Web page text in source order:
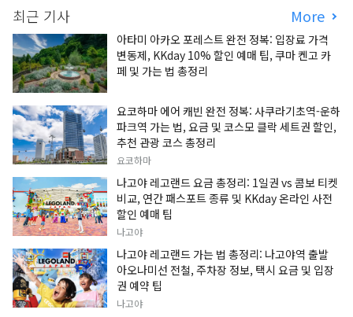
최근 기사 More
아타미 아카오 포레스트 완전 정복: 입장료 가격
변동제, KKday 10% 할인 예매 팁, 쿠마 켄고 카
페 및 가는 법 총정리
요코하마 에어 캐빈 완전 정복: 사쿠라기초역-운하
파크역 가는 법, 요금 및 코스모 클락 세트권 할인,
추천 관광 코스 총정리
요코하마
나고야 레고랜드 요금 총정리: 1일권 vs 콤보 티켓
비교, 연간 패스포트 종류 및 KKday 온라인 사전
할인 예매 팁
나고야
나고야 레고랜드 가는 법 총정리: 나고야역 출발
아오나미선 전철, 주차장 정보, 택시 요금 및 입장
권 예약 팁
나고야